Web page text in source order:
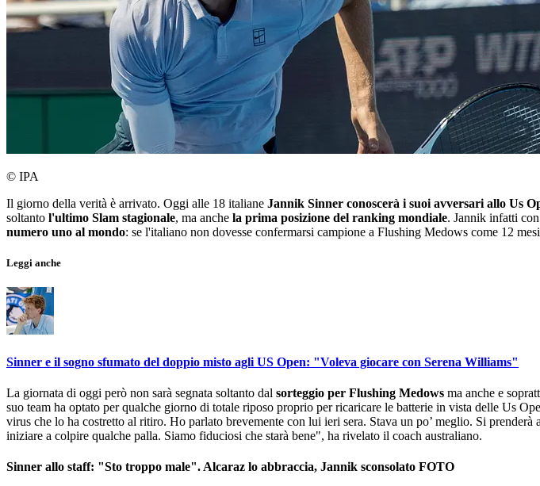
© IPA
Il giorno della verità è arrivato. Oggi alle 18 italiane Jannik Sinner conoscerà i suoi avversari allo Us
soltanto l'ultimo Slam stagionale, ma anche la prima posizione del ranking mondiale. Jannik infatti
numero uno al mondo: se l'italiano non dovesse confermarsi campione a Flushing Medows come 12
Leggi anche
Sinner e il sogno sfumato del doppio misto agli US Open: "Voleva giocare con Serena Williams"
La giornata di oggi però non sarà segnata soltanto dal sorteggio per Flushing Medows ma anche e
suo team ha optato per qualche giorno di totale riposo proprio per ricaricare le batterie in vista delle Us
virus che lo ha costretto al ritiro. Ho parlato brevemente con lui ieri sera. Stava un po’ meglio. Si
iniziare a colpire qualche palla. Siamo fiduciosi che starà bene", ha rivelato il coach australiano.
Sinner allo staff: "Sto troppo male". Alcaraz lo abbraccia, Jannik sconsolato FOTO